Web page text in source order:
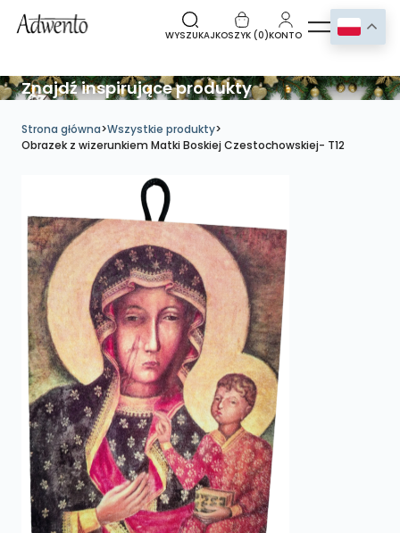
WYSZUKAJKOSZYK (0)KONTO
Znajdź inspirujące produkty
Strona główna>Wszystkie produkty>
Obrazek z wizerunkiem Matki Boskiej Czestochowskiej- T12